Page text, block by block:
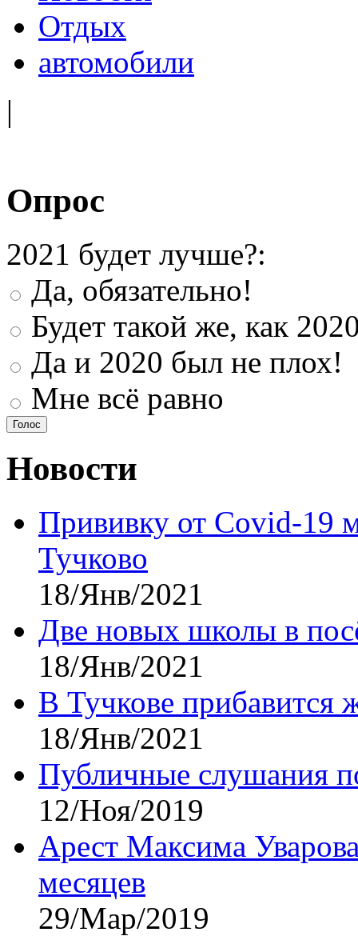
Отдых
автомобили
|
Опрос
2021 будет лучше?:
Да, обязательно!
Будет такой же, как
Да и 2020 был не плох!
Мне всё равно
Новости
Прививку от Covid-19
Тучково
18/Янв/2021
Две новых школы в
18/Янв/2021
В Тучкове прибавится
18/Янв/2021
Публичные слушания
12/Ноя/2019
Арест Максима
месяцев
29/Мар/2019